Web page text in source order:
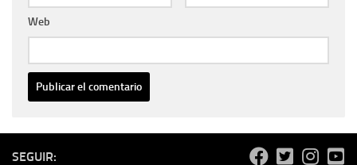
Web
SEGUIR: